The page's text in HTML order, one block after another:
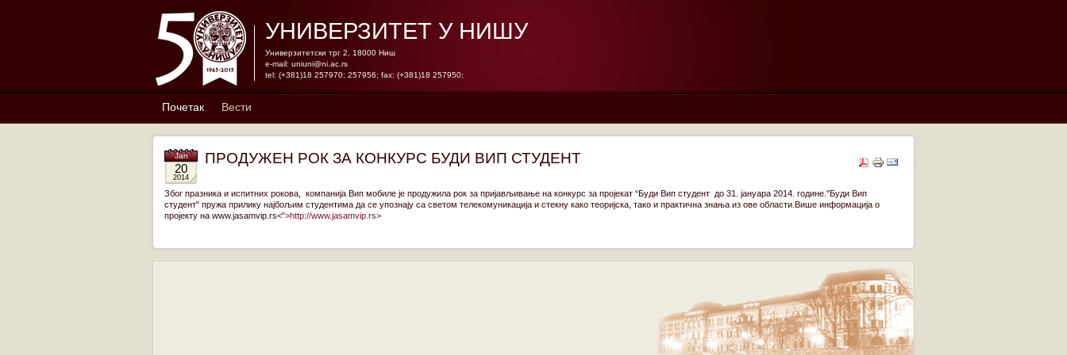
УНИВЕРЗИТЕТ У НИШУ
Универзитетски трг 2, 18000 Ниш
e-mail: uniuni@ni.ac.rs
tel: (+381)18 257970; 257956; fax: (+381)18 257950;
Почетак Вести
Jan
20
2014
ПРОДУЖЕН РОК ЗА КОНКУРС БУДИ ВИП СТУДЕНТ
Због празника и испитних рокова, компанија Вип мобиле је продужила рок за пријављивање на конкурс за пројекат “Буди Вип студент до 31. јануара 2014. године."Буди Вип
студент" пружа прилику најбољим студентима да се упознају са светом телекомуникација и стекну како теоријска, тако и практична знања из ове области.Више информација о
пројекту на www.jasamvip.rs<">http://www.jasamvip.rs>